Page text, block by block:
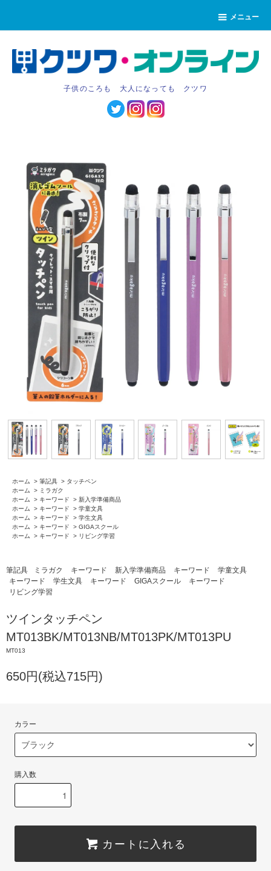
メニュー
子供のころも 大人になっても クツワ
ホーム > 筆記具 > タッチペン
ホーム
> ミラガク
ホーム
> キーワード > 新入学準備商品
ホーム
> キーワード > 学童文具
ホーム
> キーワード > 学生文具
ホーム
> キーワード > GIGAスクール
ホーム
> キーワード > リビング学習
筆記具 ミラガク キーワード 新入学準備商品 キーワード
学童文具
キーワード
学生文具 キーワード GIGAスクール
キーワード
リビング学習
ツインタッチペン
MT013BK/MT013NB/MT013PK/MT013PU
MT013
650円(税込715円)
カラー
購入数
カートに入れる